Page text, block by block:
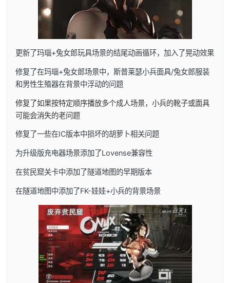
更新了玛瑙+兔女郎玩具场景的结尾动画循环，加入了晃动效果
修复了在玛瑙+兔女郎场景中，斯普莱瑟小兵面具/兔女郎服装
和男性生殖器在背景中浮动的问题
修复了如果按特定顺序播放多个成人场景，小兵的靴子或面具
可能会消失的老问题
修复了一些在IC版本中损坏的胡萝卜相关问题
为升级版充电器场景添加了Lovense兼容性
在贫民窟关卡中添加了隧道地图的早期版本
在隧道地图中添加了FK-娃娃+小兵的背景场景